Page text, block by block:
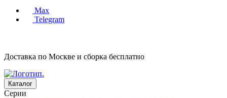
Max
Telegram
Доставка по Москве и сборка бесплатно
Каталог
Серии